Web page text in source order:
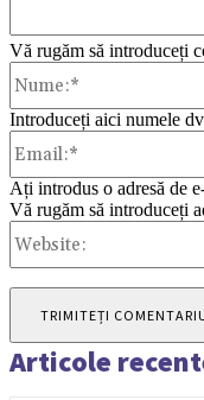
Vă rugăm să introduceți
Introduceți aici numele
Ați introdus o adresă de
Vă rugăm să introduceți
Articole